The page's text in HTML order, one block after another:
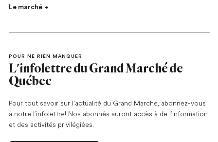
Le marché
POUR NE RIEN MANQUER
L'infolettre du Grand Marché de
Québec
Pour tout savoir sur l'actualité du Grand Marché, abonnez-vous
à notre l’infolettre! Nos abonnés auront accès à de l’information
et des activités privilégiées.